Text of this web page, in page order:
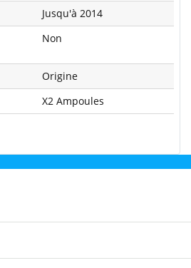
Jusqu'à 2014
Non
Origine
X2 Ampoules